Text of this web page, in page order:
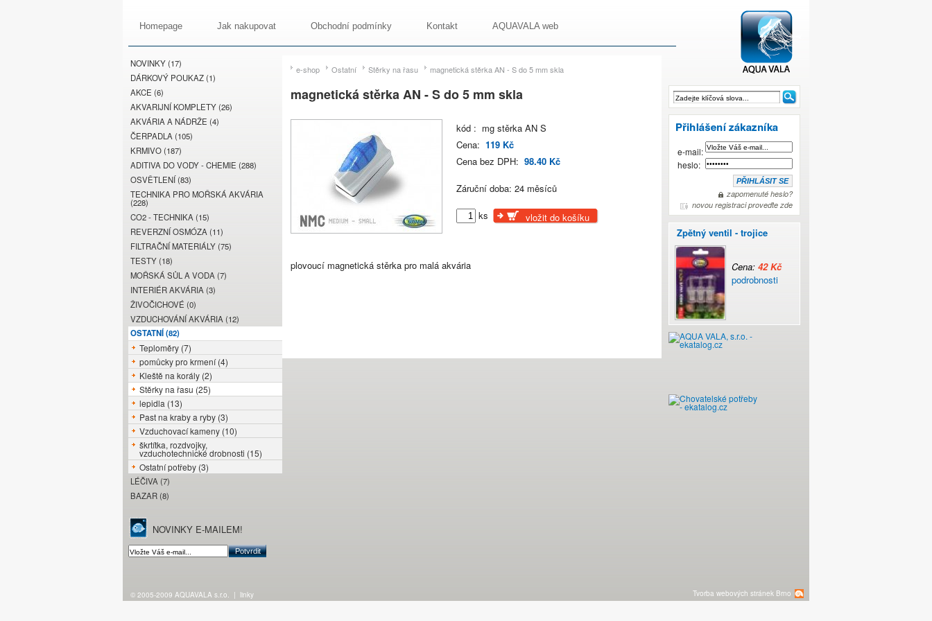
magnetická stěrka
Homepage Jak nakupovat Obchodní podmínky Kontakt AQUAVALA web
NOVINKY (17)
DÁRKOVÝ POUKAZ (1)
AKCE (6)
AKVARIJNÍ KOMPLETY (26)
AKVÁRIA A NÁDRŽE (4)
ČERPADLA (105)
KRMIVO (187)
ADITIVA DO VODY - CHEMIE (288)
OSVĚTLENÍ (83)
TECHNIKA PRO MOŘSKÁ AKVÁRIA
(228)
CO2 - TECHNIKA (15)
REVERZNÍ OSMÓZA (11)
FILTRAČNÍ MATERIÁLY (75)
TESTY (18)
MOŘSKÁ SŮL A VODA (7)
INTERIÉR AKVÁRIA (3)
ŽIVOČICHOVÉ (0)
VZDUCHOVÁNÍ AKVÁRIA (12)
OSTATNÍ (82)
Teploměry (7)
pomůcky pro krmení (4)
Kleště na korály (2)
Stěrky na řasu (25)
lepidla (13)
Past na kraby a ryby (3)
Vzduchovací kameny (10)
škrtítka, rozdvojky,
vzduchotechnické drobnosti (15)
Ostatní potřeby (3)
LÉČIVA (7)
BAZAR (8)
NOVINKY E-MAILEM!
e-shop Ostatní Stěrky na řasu magnetická stěrka AN - S do 5 mm skla
magnetická stěrka AN - S do 5 mm skla
kód : mg stěrka AN S
Cena: 119 Kč
Cena bez DPH: 98.40 Kč
Záruční doba: 24 měsíců
ks vložit do košíku
plovoucí magnetická stěrka pro malá akvária
e-mail:
heslo:
zapomenuté heslo?
novou registraci proveďte zde
Zpětný ventil - trojice
Cena: 42 Kč
podrobnosti
Tvorba webových stránek Brno
© 2005-2009 AQUAVALA s.r.o. | linky